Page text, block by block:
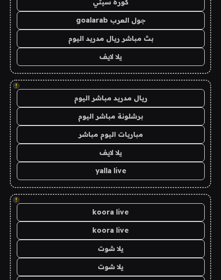
كورة سيتي
جول العرب goalarab
بث مباشر ريال مدريد اليوم
يلا لايف
!
ريال مدريد مباشر اليوم
برشلونة مباشر اليوم
مباريات اليوم مباشر
يلا لايف
yalla live
!
koora live
koora live
يلا شوت
يلا شوت